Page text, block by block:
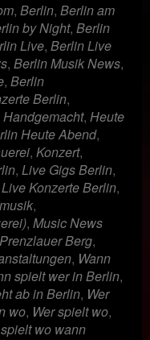
, Berlin, Berlin am
by Night, Berlin
Live, Berlin Live
, Berlin Musik News,
, Berlin
Berlin,
Handgemacht, Heute
Heute Abend,
, Konzert,
, Live Gigs Berlin,
Live Konzerte Berlin,
,
, Music News
Prenzlauer Berg,
, Wann
spielt wer in Berlin,
ab in Berlin, Wer
wo, Wer spielt wo,
wo wann